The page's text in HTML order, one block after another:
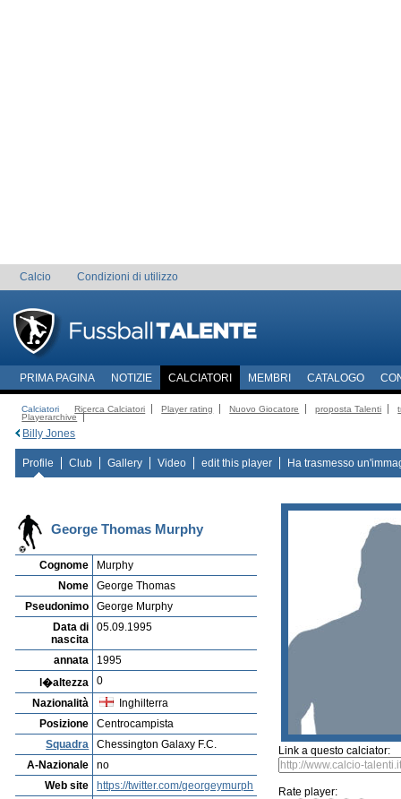
Calcio Condizioni di utilizzo
PRIMA PAGINA NOTIZIE CALCIATORI MEMBRI CATALOGO
Calciatori Ricerca Calciatori Player rating Nuovo Giocatore proposta Talenti
Playerarchive
Billy Jones
Profile Club Gallery Video edit this player Ha trasmesso
George Thomas Murphy
Cognome
Murphy
Nome
George Thomas
Pseudonimo
George Murphy
Data di
nascita
05.09.1995
annata
1995
l�altezza
0
Nazionalità
Inghilterra
Posizione
Centrocampista
Squadra
Chessington Galaxy F.C.
A-Nazionale
no
Web site
https://twitter.com/georgeymurph
Link a questo calciator:
Rate player: